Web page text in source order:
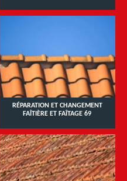
RÉPARATION ET CHANGEMENT
FAÎTIÈRE ET FAÎTAGE 69